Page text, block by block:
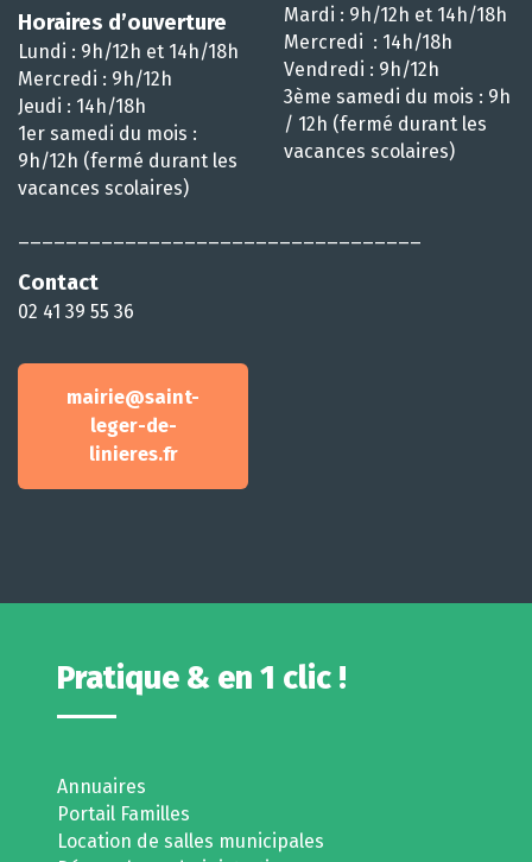
Horaires d’ouverture
Lundi : 9h/12h et 14h/18h
Mercredi : 9h/12h
Jeudi : 14h/18h
1er samedi du mois :
9h/12h (fermé durant les
vacances scolaires)
Contact
02 41 39 55 36
mairie@saint-
leger-de-
linieres.fr
Mardi : 9h/12h et 14h/18h
Mercredi : 14h/18h
Vendredi : 9h/12h
3ème samedi du mois : 9h
/ 12h (fermé durant les
vacances scolaires)
Pratique & en 1 clic !
Annuaires
Portail Familles
Location de salles municipales